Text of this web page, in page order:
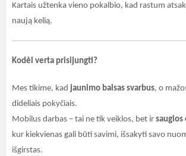
Kartais užtenka vieno pokalbio, kad rastum
naują kelią.
Kodėl verta prisijungti?
Mes tikime, kad jaunimo balsas svarbus, o
dideliais pokyčiais.
Mobilus darbas – tai ne tik veiklos, bet ir saugios
kur kiekvienas gali būti savimi, išsakyti savo
išgirstas.